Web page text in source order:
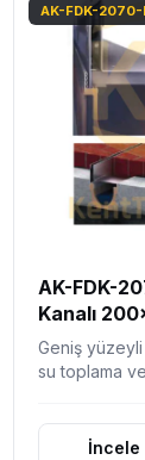
AK-FDK-2070-
AK-FDK-
Kanalı
Geniş
su toplama
fuga…
İncele